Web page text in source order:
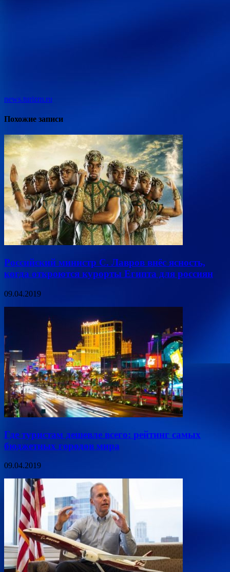
news.turizm.ru
Похожие записи
Российский министр С. Лавров внёс ясность,
когда откроются курорты Египта для россиян
09.04.2019
Где туристам дешевле всего: рейтинг самых
бюджетных городов мира
09.04.2019